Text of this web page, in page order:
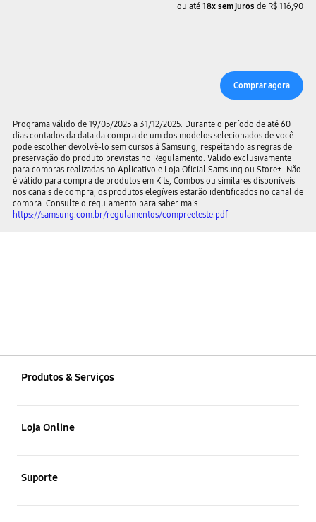
ou até 18x semjuros de R$ 116 90
Programa válido de 19/05/2025 a 31/12/2025. Durante o período de até 60
dias contados da data da compra de um dos modelos selecionados de você
pode escolher devolvê-lo sem cursos à Samsung, respeitando as regras de
preservação do produto previstas no Regulamento. Valido exclusivamente
para compras realizadas no Aplicativo e Loja Oficial Samsung ou Store+. Não
é válido para compra de produtos em Kits, Combos ou similares disponíveis
nos canais de compra, os produtos elegíveis estarão identificados no canal de
compra. Consulte o regulamento para saber mais:
https://samsung.com.br/regulamentos/compreeteste.pdf
Comprar agora
Produtos & Serviços
Smartphones
Tablets
Loja Online
Promoções
Smartphones
Suporte